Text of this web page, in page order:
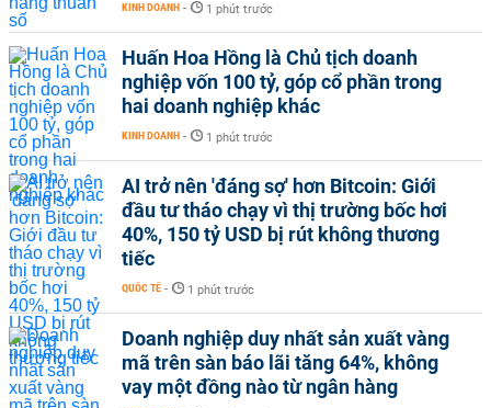
KINH DOANH - 1 phút trước
Huấn Hoa Hồng là Chủ tịch doanh
nghiệp vốn 100 tỷ, góp cổ phần trong
hai doanh nghiệp khác
KINH DOANH - 1 phút trước
AI trở nên 'đáng sợ' hơn Bitcoin: Giới
đầu tư tháo chạy vì thị trường bốc hơi
40%, 150 tỷ USD bị rút không thương
tiếc
QUỐC TẾ - 1 phút trước
Doanh nghiệp duy nhất sản xuất vàng
mã trên sàn báo lãi tăng 64%, không
vay một đồng nào từ ngân hàng